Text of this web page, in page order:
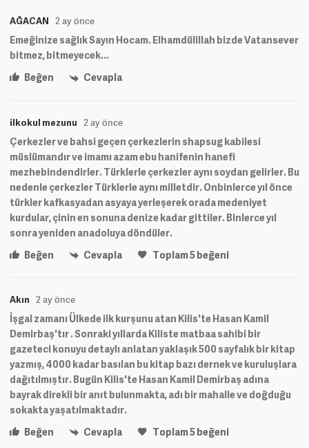
AĞACAN 2 ay önce
Emeğinize sağlık Sayın Hocam. Elhamdülillah bizde Vatansever
bitmez, bitmeyecek...
Beğen
Cevapla
ilkokul mezunu 2 ay önce
Çerkezler ve bahsi geçen çerkezlerin shapsug kabilesi
müslümandır ve imamı azam ebu hanifenin hanefi
mezhebindendirler. Türklerle çerkezler aynı soydan gelirler. Bu
nedenle çerkezler Türklerle aynı milletdir. Onbinlerce yıl önce
türkler kafkasyadan asyaya yerleşerek orada medeniyet
kurdular, çinin en sonuna denize kadar gittiler. Binlerce yıl
sonra yeniden anadoluya döndüler.
Beğen
Cevapla Toplam5beğeni
Akın 2 ay önce
İşgal zamanı Ülkede ilk kurşunu atan Kilis'te Hasan Kamil
Demirbaş'tır . Sonraki yıllarda Kiliste matbaa sahibi bir
gazeteci konuyu detaylı anlatan yaklaşık 500 sayfalık bir kitap
yazmış, 4000 kadar basılan bu kitap bazı dernek ve kuruluşlara
dağıtılmıştır. Bugün Kilis'te Hasan Kamil Demirbaş adına
bayrak direkli bir anıt bulunmakta, adı bir mahalle ve doğduğu
sokakta yaşatılmaktadır.
Beğen
Cevapla Toplam5beğeni